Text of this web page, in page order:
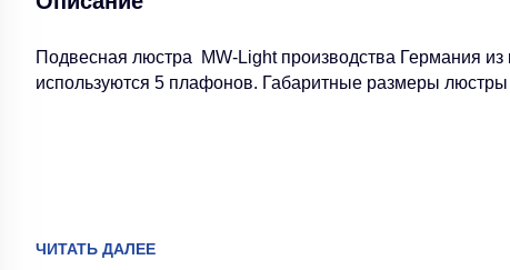
Базовая единица шт
Коллекция
Подвесная люстра MW-Light производства Германия
используются 5 плафонов. Габаритные размеры
ЧИТАТЬ ДАЛЕЕ